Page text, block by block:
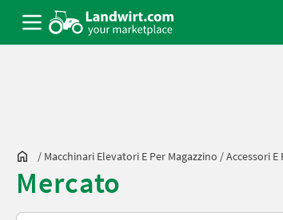
/ Macchinari Elevatori E Per Magazzino /Accessori
Mercato
Ecco come viene ordinato su Landwirt.com